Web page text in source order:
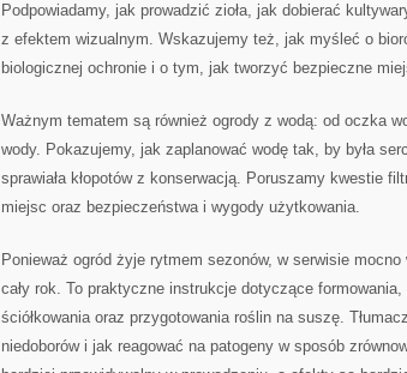
Podpowiadamy, jak prowadzić zioła, jak dobierać
z efektem wizualnym. Wskazujemy też, jak myśleć o
biologicznej ochronie i o tym, jak tworzyć bezpieczne
Ważnym tematem są również ogrody z wodą: od oczka
wody. Pokazujemy, jak zaplanować wodę tak, by była
sprawiała kłopotów z konserwacją. Poruszamy kwestie
miejsc oraz bezpieczeństwa i wygody użytkowania.
Ponieważ ogród żyje rytmem sezonów, w serwisie mocno
cały rok. To praktyczne instrukcje dotyczące
ściółkowania oraz przygotowania roślin na suszę.
niedoborów i jak reagować na patogeny w sposób